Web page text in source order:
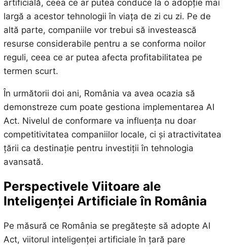
artificială, ceea ce ar putea conduce la o adopție mai
largă a acestor tehnologii în viața de zi cu zi. Pe de
altă parte, companiile vor trebui să investească
resurse considerabile pentru a se conforma noilor
reguli, ceea ce ar putea afecta profitabilitatea pe
termen scurt.
În următorii doi ani, România va avea ocazia să
demonstreze cum poate gestiona implementarea AI
Act. Nivelul de conformare va influența nu doar
competitivitatea companiilor locale, ci și atractivitatea
țării ca destinație pentru investiții în tehnologia
avansată.
Perspectivele Viitoare ale
Inteligenței Artificiale în România
Pe măsură ce România se pregătește să adopte AI
Act, viitorul inteligenței artificiale în țară pare